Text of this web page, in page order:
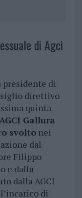
di Agci
presidente di
direttivo
quinta
Gallura
svoltonei
dal
Filippo
e dalla
dalla AGCI
di